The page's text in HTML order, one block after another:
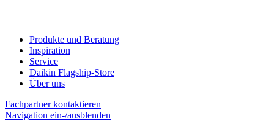
Produkte und Beratung
Inspiration
Service
Daikin Flagship-Store
Über uns
Fachpartner kontaktieren
Navigation ein-/ausblenden